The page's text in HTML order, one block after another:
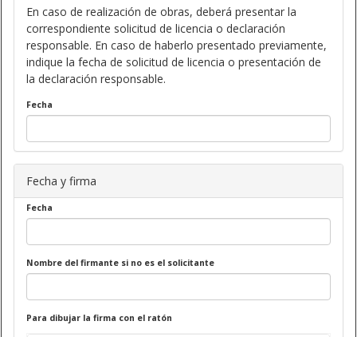
En caso de realización de obras, deberá presentar la
correspondiente solicitud de licencia o declaración
responsable. En caso de haberlo presentado previamente,
indique la fecha de solicitud de licencia o presentación de
la declaración responsable.
Fecha
Fecha y firma
Fecha
Nombre del firmante si no es el solicitante
Para dibujar la firma con el ratón